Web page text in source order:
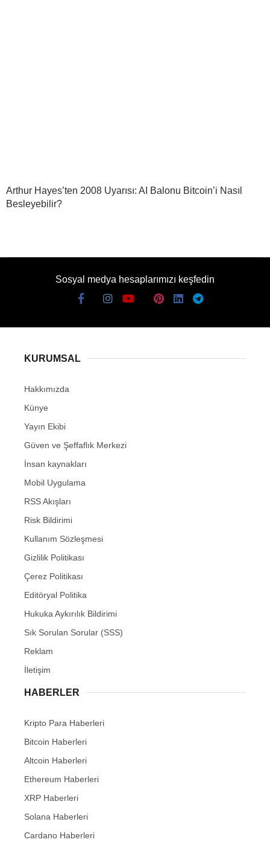
Arthur Hayes’ten 2008 Uyarısı: AI Balonu Bitcoin’i Nasıl
Besleyebilir?
Sosyal medya hesaplarımızı keşfedin
KURUMSAL
Hakkımızda
Künye
Yayın Ekibi
Güven ve Şeffaflık Merkezi
İnsan kaynakları
Mobil Uygulama
RSS Akışları
Risk Bildirimi
Kullanım Sözleşmesi
Gizlilik Politikası
Çerez Politikası
Editöryal Politika
Hukuka Aykırılık Bildirimi
Sık Sorulan Sorular (SSS)
Reklam
İletişim
HABERLER
Kripto Para Haberleri
Bitcoin Haberleri
Altcoin Haberleri
Ethereum Haberleri
XRP Haberleri
Solana Haberleri
Cardano Haberleri